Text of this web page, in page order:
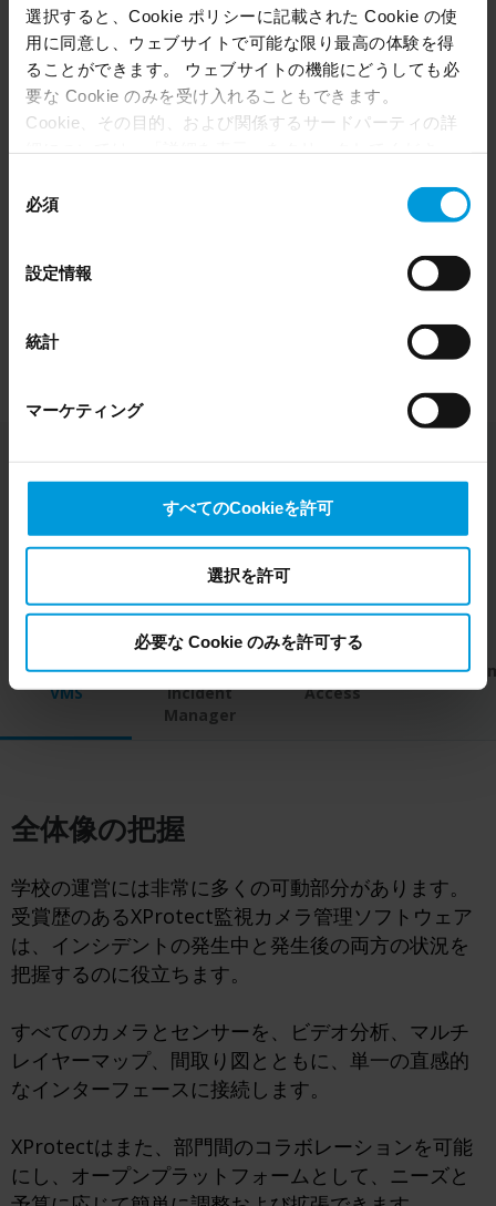
選択すると、Cookie ポリシーに記載された Cookie の使
用に同意し、ウェブサイトで可能な限り最高の体験を得
ることができます。 ウェブサイトの機能にどうしても必
要な Cookie のみを受け入れることもできます。
Cookie、その目的、および関係するサードパーティの詳
いつでも同意を撤回できます。
agreements and model clauses with our third-party
providers’ European entities, we shall inform you that the
that, from an EU perspective (please see latest status
), for US owned companies (such as Microsoft and
the US, as they may possibly be required to give data
transfers your personal data to the US either based on
your consent, and for Microsoft also based on
Milestone’s legitimate interest. Please click ‘Show details’
for more information.
必須
設定情報
統計
マーケティング
すべてのCookieを許可
選択を許可
必要な Cookie のみを許可する
Milestoneのツール
XProtect
VMS
XProtect
Incident
Manager
XProtect
Access
全体像の把握
学校の運営には非常に多くの可動部分があります。
受賞歴のあるXProtect監視カメラ管理ソフトウェア
は、インシデントの発生中と発生後の両方の状況を
把握するのに役立ちます。
すべてのカメラとセンサーを、ビデオ分析、マルチ
レイヤーマップ、間取り図とともに、単一の直感的
なインターフェースに接続します。
XProtectはまた、部門間のコラボレーションを可能
にし、オープンプラットフォームとして、ニーズと